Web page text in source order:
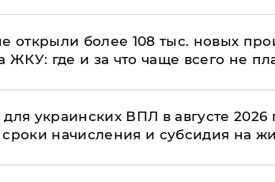
открыли более 108 тыс. новых
ЖКУ: где и за что чаще всего не
украинских ВПЛ в августе 2026
начисления и субсидия на